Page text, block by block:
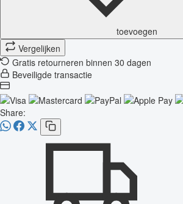
toevoegen
Vergelijken
Gratis retourneren binnen 30 dagen
Beveiligde transactie
Share: